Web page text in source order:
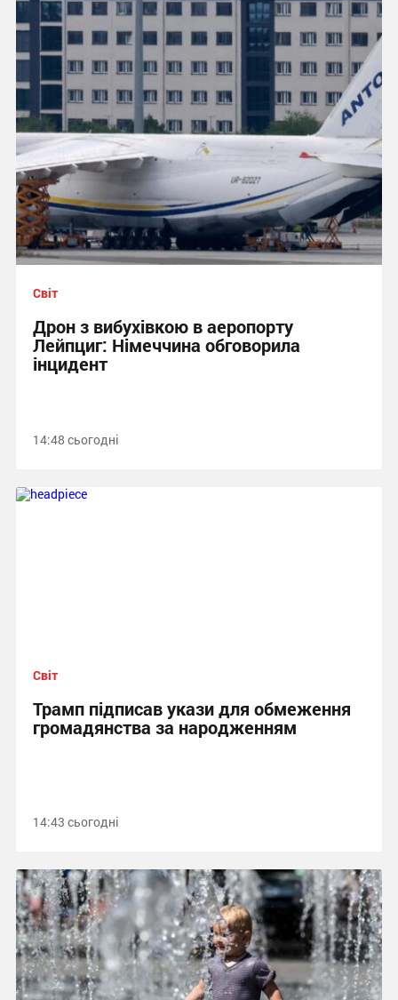
Світ
Дрон з вибухівкою в аеропорту
Лейпциг: Німеччина обговорила
інцидент
14:48 сьогодні
Світ
Трамп підписав укази для обмеження
громадянства за народженням
14:43 сьогодні